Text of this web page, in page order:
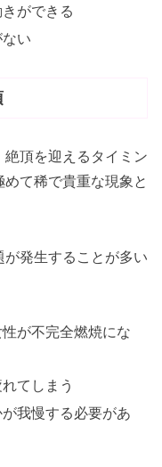
ができる
い
絶頂を迎えるタイミン
て稀で貴重な現象と
発生することが多い
が不完全燃焼にな
てしまう
我慢する必要があ